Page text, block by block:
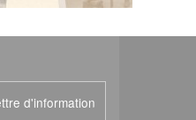
d'information